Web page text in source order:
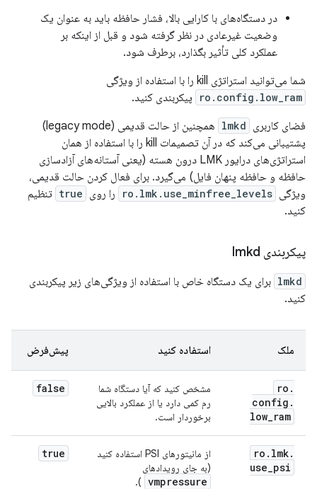
در دستگاه‌های با کارایی بالا، فشار حافظه باید به عنوان یک
وضعیت غیرعادی در نظر گرفته شود و قبل از اینکه بر
عملکرد کلی تأثیر بگذارد، برطرف شود.
شما می‌توانید استراتژی kill را با استفاده از ویژگی
ro.config.low_ram
پیکربندی کنید.
فضای کاربری lmkd
همچنین از حالت قدیمی (legacy mode)
پشتیبانی می‌کند که در آن تصمیمات kill را با استفاده از همان
استراتژی‌های درایور LMK درون هسته (یعنی آستانه‌های آزادسازی
حافظه و حافظه پنهان فایل) می‌گیرد. برای فعال کردن حالت قدیمی،
ویژگی ro.lmk.use_minfree_levels را روی true تنظیم
کنید.
پیکربندی lmkd
lmkd برای یک دستگاه خاص با استفاده از ویژگی‌های زیر پیکربندی
کنید.
ملک استفاده کنید پیش‌فرض
ro .
config .
low_ram
مشخص کنید که آیا دستگاه شما
رم کمی دارد یا از عملکرد بالایی
برخوردار است.
false
ro . lmk.
use_psi
از مانیتورهای PSI استفاده کنید
(به جای رویدادهای
vmpressure
).
true